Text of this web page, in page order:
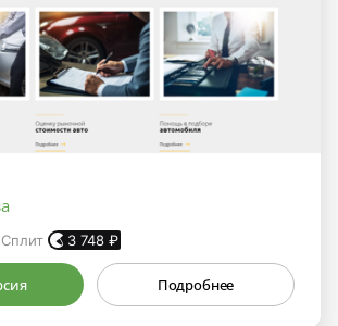
3 748 ₽
Подробнее